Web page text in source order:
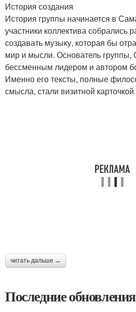
История создания
История группы начинается в
участники коллектива
создавать музыку, которая бы
мир и мысли. Основатель группы,
бессменным лидером и автором
Именно его тексты, полные
смысла, стали визитной
читать дальше →
Последние